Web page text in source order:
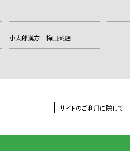
小太郎漢方 梅田薬店
サイトのご利用に際して